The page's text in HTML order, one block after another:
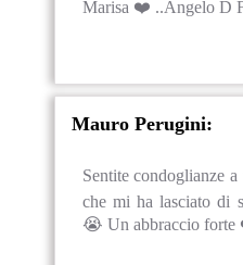
Marisa ❤️ ..Angelo D
Mauro Perugini:
Sentite condoglianze
che mi ha lasciato di
😭 Un abbraccio